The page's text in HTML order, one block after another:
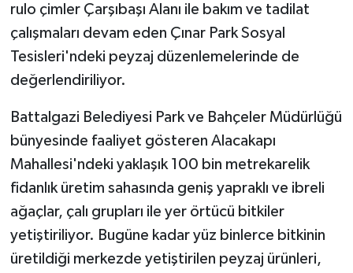
rulo çimler Çarşıbaşı Alanı ile bakım ve tadilat
çalışmaları devam eden Çınar Park Sosyal
Tesisleri'ndeki peyzaj düzenlemelerinde de
değerlendiriliyor.
Battalgazi Belediyesi Park ve Bahçeler Müdürlüğü
bünyesinde faaliyet gösteren Alacakapı
Mahallesi'ndeki yaklaşık 100 bin metrekarelik
fidanlık üretim sahasında geniş yapraklı ve ibreli
ağaçlar, çalı grupları ile yer örtücü bitkiler
yetiştiriliyor. Bugüne kadar yüz binlerce bitkinin
üretildiği merkezde yetiştirilen peyzaj ürünleri,
İş Dünyası
Jandarma
KÜLTÜR SANAT
Otomobil
POLİTİKA